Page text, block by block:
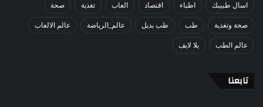
اسال طبيبك اطباء اقتصاد العاب تغذية صحة
صحة وتغذية طب طب بديل عالم_الرياضة عالم الالعاب
عالم الطب يلا لايف
تابعنا